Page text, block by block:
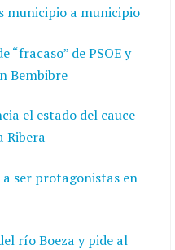
municipio a municipio
“fracaso” de PSOE y
Bembibre
el estado del cauce
Ribera
a ser protagonistas en
río Boeza y pide al